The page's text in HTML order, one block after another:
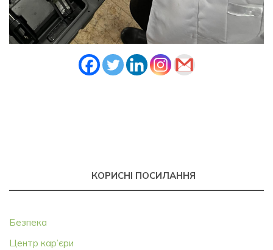
КОРИСНІ ПОСИЛАННЯ
Безпека
Центр кар’єри